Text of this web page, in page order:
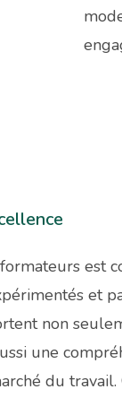
est
et
non
une
du